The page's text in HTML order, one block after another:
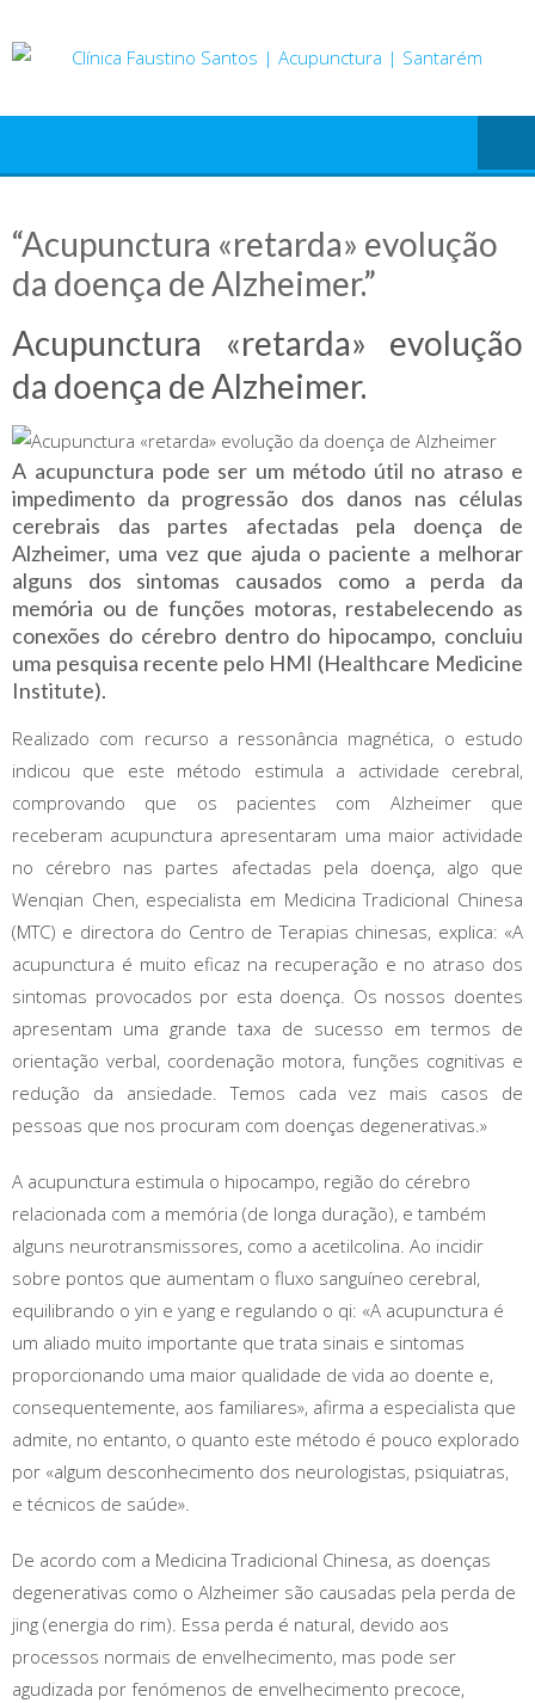
to
“Acupunctura «retarda» evolução
da doença de Alzheimer.”
Acupunctura «retarda» evolução
da doença de Alzheimer.
A acupunctura pode ser um método útil no atraso e
impedimento da progressão dos danos nas células
cerebrais das partes afectadas pela doença de
Alzheimer, uma vez que ajuda o paciente a melhorar
alguns dos sintomas causados como a perda da
memória ou de funções motoras, restabelecendo as
conexões do cérebro dentro do hipocampo, concluiu
uma pesquisa recente pelo HMI (Healthcare Medicine
Institute).
Realizado com recurso a ressonância magnética, o estudo
indicou que este método estimula a actividade cerebral,
comprovando que os pacientes com Alzheimer que
receberam acupunctura apresentaram uma maior actividade
no cérebro nas partes afectadas pela doença, algo que
Wenqian Chen, especialista em Medicina Tradicional Chinesa
(MTC) e directora do Centro de Terapias chinesas, explica: «A
acupunctura é muito eficaz na recuperação e no atraso dos
sintomas provocados por esta doença. Os nossos doentes
apresentam uma grande taxa de sucesso em termos de
orientação verbal, coordenação motora, funções cognitivas e
redução da ansiedade. Temos cada vez mais casos de
pessoas que nos procuram com doenças degenerativas.»
A acupunctura estimula o hipocampo, região do cérebro
relacionada com a memória (de longa duração), e também
alguns neurotransmissores, como a acetilcolina. Ao incidir
sobre pontos que aumentam o fluxo sanguíneo cerebral,
equilibrando o yin e yang e regulando o qi: «A acupunctura é
um aliado muito importante que trata sinais e sintomas
proporcionando uma maior qualidade de vida ao doente e,
consequentemente, aos familiares», afirma a especialista que
admite, no entanto, o quanto este método é pouco explorado
por «algum desconhecimento dos neurologistas, psiquiatras,
e técnicos de saúde».
De acordo com a Medicina Tradicional Chinesa, as doenças
degenerativas como o Alzheimer são causadas pela perda de
jing (energia do rim). Essa perda é natural, devido aos
processos normais de envelhecimento, mas pode ser
agudizada por fenómenos de envelhecimento precoce,